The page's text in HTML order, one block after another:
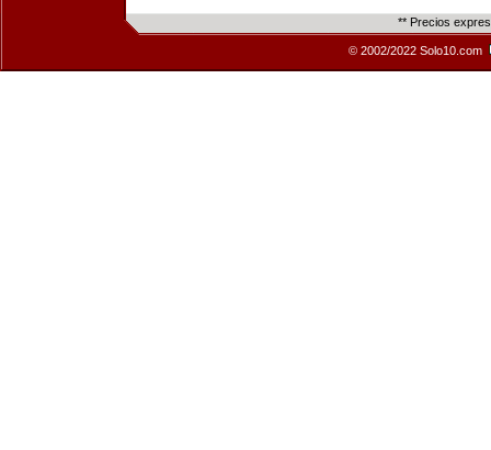
** Precios
© 2002/2022 Solo10.com